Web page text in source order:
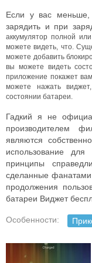
Если у вас
зарядить и при
аккумулятор полной
можете видеть, что.
можете добавить
вы можете видеть
приложение покажет
можете нажать
состоянии батареи.
Гадкий я не
производителем
являются
использование
принципы
сделанные
продолжения
батареи Виджет
Особенности: